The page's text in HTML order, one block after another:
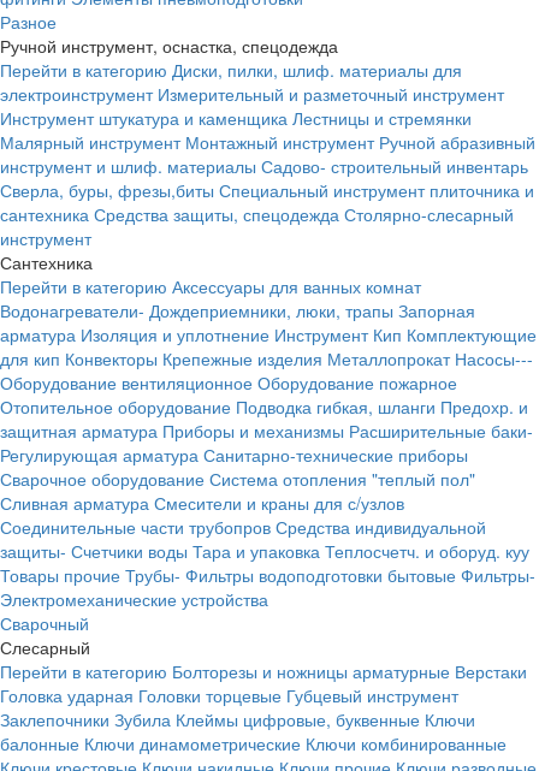
Разное
Ручной инструмент, оснастка, спецодежда
Перейти в категорию Диски, пилки, шлиф. материалы для
электроинструмент Измерительный и разметочный инструмент
Инструмент штукатура и каменщика Лестницы и стремянки
Малярный инструмент Монтажный инструмент Ручной абразивный
инструмент и шлиф. материалы Садово- строительный инвентарь
Сверла, буры, фрезы,биты Специальный инструмент плиточника и
сантехника Средства защиты, спецодежда Столярно-слесарный
инструмент
Сантехника
Перейти в категорию Аксессуары для ванных комнат
Водонагреватели- Дождеприемники, люки, трапы Запорная
арматура Изоляция и уплотнение Инструмент Кип Комплектующие
для кип Конвекторы Крепежные изделия Металлопрокат Насосы---
Оборудование вентиляционное Оборудование пожарное
Отопительное оборудование Подводка гибкая, шланги Предохр. и
защитная арматура Приборы и механизмы Расширительные баки-
Регулирующая арматура Санитарно-технические приборы
Сварочное оборудование Система отопления "теплый пол"
Сливная арматура Смесители и краны для с/узлов
Соединительные части трубопров Средства индивидуальной
защиты- Счетчики воды Тара и упаковка Теплосчетч. и оборуд. куу
Товары прочие Трубы- Фильтры водоподготовки бытовые Фильтры-
Электромеханические устройства
Сварочный
Слесарный
Перейти в категорию Болторезы и ножницы арматурные Верстаки
Головка ударная Головки торцевые Губцевый инструмент
Заклепочники Зубила Клеймы цифровые, буквенные Ключи
балонные Ключи динамометрические Ключи комбинированные